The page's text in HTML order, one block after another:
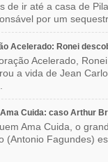
de ir até a casa de
por um
Acelerado: Ronei
Acelerado,
a vida de Jean
Cuida: caso Arthur
Ama Cuida, o
(Antonio Fagundes)